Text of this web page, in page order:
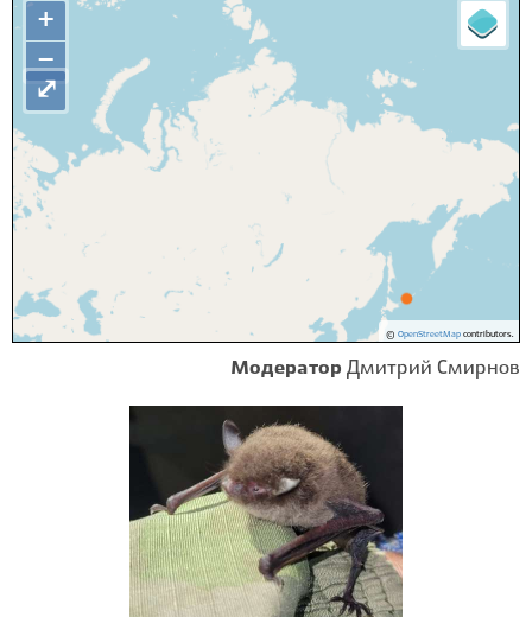
+
−
© OpenStreetMapcontributors.
⤢
Модератор Дмитрий Смирнов